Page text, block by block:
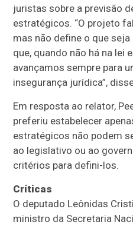
juristas sobre a previsão
estratégicos. “O projeto
mas não define o que
que, quando não há na lei
avançamos sempre para
insegurança jurídica”,
Em resposta ao relator,
preferiu estabelecer
estratégicos não podem
ao legislativo ou ao
critérios para defini-los.
Críticas
O deputado Leônidas
ministro da Secretaria